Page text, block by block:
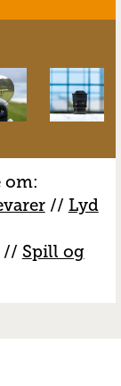
om:
// Lyd
Spill og